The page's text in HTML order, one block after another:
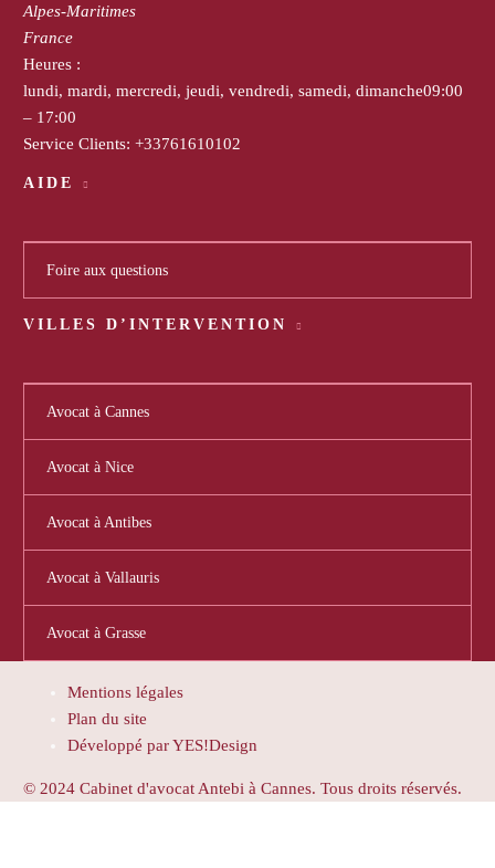
Alpes-Maritimes
France
Heures :
lundi, mardi, mercredi, jeudi, vendredi, samedi, dimanche09:00
– 17:00
Service Clients: +33761610102
AIDE
Foire aux questions
VILLES D’INTERVENTION
Avocat à Cannes
Avocat à Nice
Avocat à Antibes
Avocat à Vallauris
Avocat à Grasse
Mentions légales
Plan du site
Développé par YES!Design
© 2024 Cabinet d'avocat Antebi à Cannes. Tous droits réservés.